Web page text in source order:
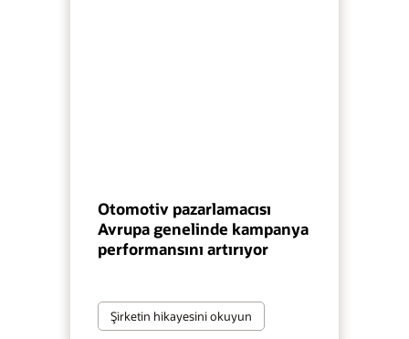
Otomotiv pazarlamacısı
Avrupa genelinde kampanya
performansını artırıyor
Şirketin hikayesini okuyun